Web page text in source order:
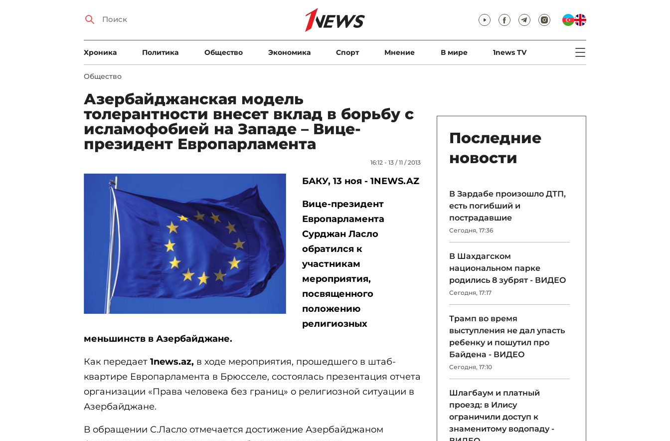
Xроника Политика Общество Экономика Спорт Мнение В мире 1news TV
Общество
Азербайджанская модель
толерантности внесет вклад в борьбу с
исламофобией на Западе – Вице-
президент Европарламента
16:12 - 13 / 11 / 2013
БАКУ, 13 ноя - 1NEWS.AZ
Вице-президент
Европарламента
Сурджан Ласло
обратился к
участникам
мероприятия,
посвященного
положению
религиозных
меньшинств в Азербайджане.
Как передает 1news.az, в ходе мероприятия, прошедшего в штаб-
квартире Европарламента в Брюсселе, состоялась презентация отчета
организации «Права человека без границ» о религиозной ситуации в
Азербайджане.
В обращении С.Ласло отмечается достижение Азербайджаном
Последние
новости
В Зардабе произошло ДТП,
есть погибший и
пострадавшие
Сегодня, 17:36
В Шахдагском
национальном парке
родились 8 зубрят - ВИДЕО
Сегодня, 17:17
Трамп во время
выступления не дал упасть
ребенку и пошутил про
Байдена - ВИДЕО
Сегодня, 17:10
Шлагбаум и платный
проезд: в Илису
ограничили доступ к
знаменитому водопаду -